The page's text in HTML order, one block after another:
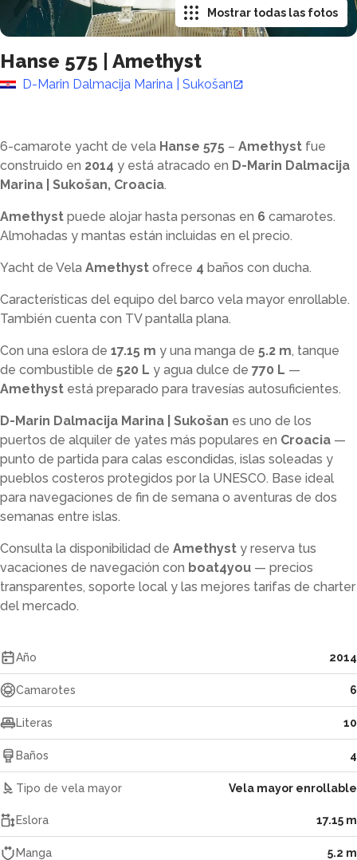
Hanse 575 Amethyst
D-Marin Dalmacija Marina | Sukošan
Mostrar todas las fotos
6-camarote yacht de vela Hanse 575 – Amethyst fue
construido en 2014 y está atracado en D-Marin Dalmacija
Marina | Sukošan, Croacia.
Amethyst puede alojar hasta personas en 6 camarotes.
Almohadas y mantas están incluidas en el precio.
Yacht de Vela Amethyst ofrece 4 baños con ducha.
Características del equipo del barco vela mayor enrollable.
También cuenta con TV pantalla plana.
Con una eslora de 17.15 m y una manga de 5.2 m, tanque
de combustible de 520 L y agua dulce de 770 L —
Amethyst está preparado para travesías autosuficientes.
D-Marin Dalmacija Marina | Sukošan es uno de los
puertos de alquiler de yates más populares en Croacia —
punto de partida para calas escondidas, islas soleadas y
pueblos costeros protegidos por la UNESCO. Base ideal
para navegaciones de fin de semana o aventuras de dos
semanas entre islas.
Consulta la disponibilidad de Amethyst y reserva tus
vacaciones de navegación con boat4you — precios
transparentes, soporte local y las mejores tarifas de charter
del mercado.
Año 2014
Camarotes 6
Literas 10
Baños 4
Tipo de vela mayor Vela mayor enrollable
Eslora 17.15 m
Manga 5.2 m